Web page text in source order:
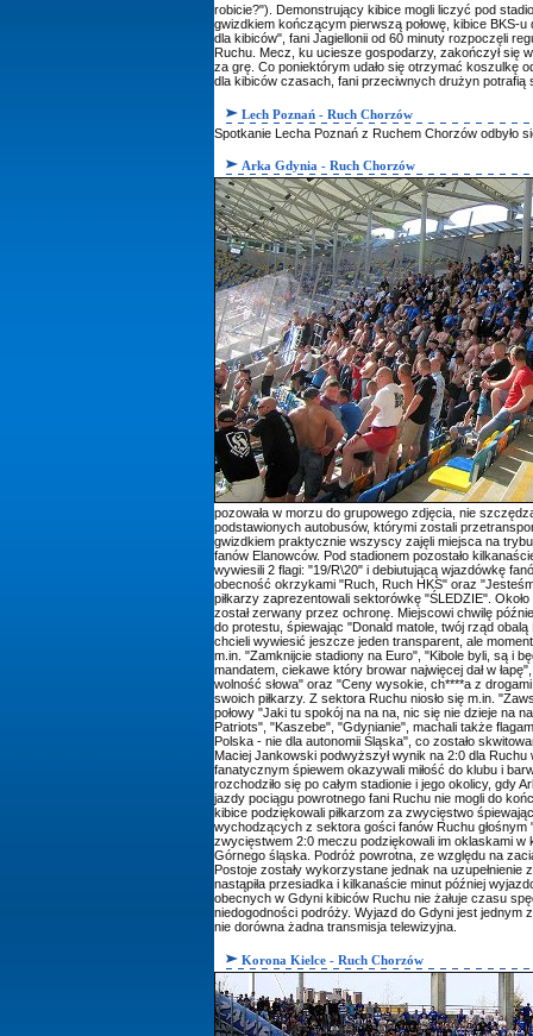
robicie?"). Demonstrujący kibice mogli liczyć pod
gwizdkiem kończącym pierwszą połowę, kibice BKS-
dla kibiców", fani Jagiellonii od 60 minuty rozpoczęli
Ruchu. Mecz, ku uciesze gospodarzy, zakończył się
za grę. Co poniektórym udało się otrzymać koszulkę
dla kibiców czasach, fani przeciwnych drużyn
Lech Poznań - Ruch Chorzów
Spotkanie Lecha Poznań z Ruchem Chorzów odbyło
Arka Gdynia - Ruch Chorzów
pozowała w morzu do grupowego zdjęcia, nie
podstawionych autobusów, którymi zostali
gwizdkiem praktycznie wszyscy zajęli miejsca na
fanów Elanowców. Pod stadionem pozostało
wywiesili 2 flagi: "19/R\20" i debiutującą wjazdówkę
obecność okrzykami "Ruch, Ruch HKS" oraz
piłkarzy zaprezentowali sektorówkę "ŚLEDZIE".
został zerwany przez ochronę. Miejscowi chwilę
do protestu, śpiewając "Donald matole, twój rząd
chcieli wywiesić jeszcze jeden transparent, ale
m.in. "Zamknijcie stadiony na Euro", "Kibole byli, są i
mandatem, ciekawe który browar najwięcej dał w
wolność słowa" oraz "Ceny wysokie, ch****a z
swoich piłkarzy. Z sektora Ruchu niosło się m.in.
połowy "Jaki tu spokój na na na, nic się nie dzieje na
Patriots", "Kaszebe", "Gdynianie", machali także
Polska - nie dla autonomii Śląska", co zostało
Maciej Jankowski podwyższył wynik na 2:0 dla
fanatycznym śpiewem okazywali miłość do klubu i
rozchodziło się po całym stadionie i jego okolicy, gdy
jazdy pociągu powrotnego fani Ruchu nie mogli do
kibice podziękowali piłkarzom za zwycięstwo
wychodzących z sektora gości fanów Ruchu
zwycięstwem 2:0 meczu podziękowali im oklaskami
Górnego śląska. Podróż powrotna, ze względu na
Postoje zostały wykorzystane jednak na
nastąpiła przesiadka i kilkanaście minut później
obecnych w Gdyni kibiców Ruchu nie żałuje czasu
niedogodności podróży. Wyjazd do Gdyni jest jednym
nie dorówna żadna transmisja telewizyjna.
Korona Kielce - Ruch Chorzów